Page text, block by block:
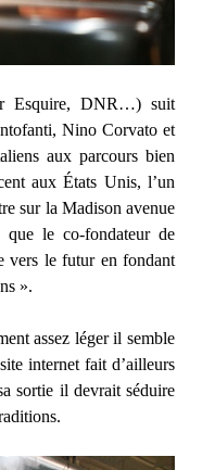
Esquire, DNR…) suit
Nino Corvato et
aux parcours bien
aux États Unis, l’un
sur la Madison avenue
le co-fondateur de
vers le futur en fondant
».
assez léger il semble
internet fait d’ailleurs
sortie il devrait séduire